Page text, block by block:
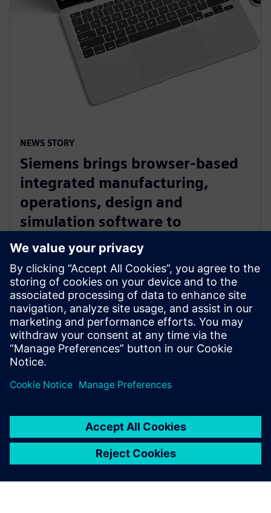
NEWS STORY
Siemens brings browser-based
integrated manufacturing,
operations, design and
simulation software to
manufacturers with Zel X
software
2024年5月14日